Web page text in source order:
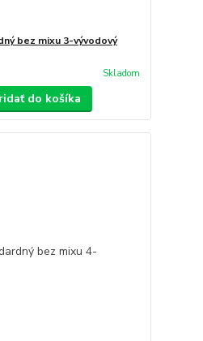
bez mixu 3-vývodový
Skladom
do košíka